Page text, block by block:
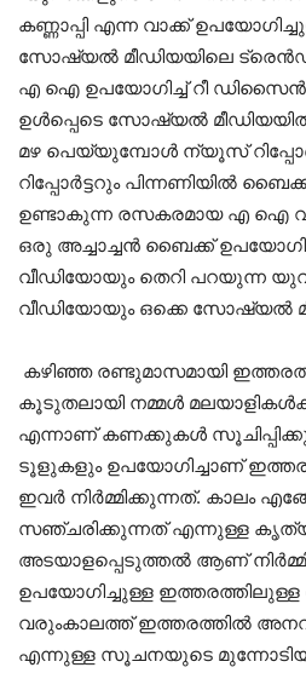
കണ്ണാപ്പി എന്ന വാക്ക്
സോഷ്യൽ മീഡിയയിലെ
എ ഐ ഉപയോഗിച്ച് റീ
ഉൾപ്പെടെ സോഷ്യൽ
മഴ പെയ്യുമ്പോൾ ന്യൂസ്
റിപ്പോർട്ടറും പിന്നണിയിൽ
ഉണ്ടാകുന്ന രസകരമായ എ ഐ
ഒരു അച്ചാച്ചൻ ബൈക്ക്
വീഡിയോയും തെറി പറയുന്ന
വീഡിയോയും ഒക്കെ സോഷ്യൽ
കഴിഞ്ഞ രണ്ടുമാസമായി
കൂടുതലായി നമ്മൾ
എന്നാണ് കണക്കുകൾ
ടൂളുകളും ഉപയോഗിച്ചാണ്
ഇവർ നിർമ്മിക്കുന്നത്. കാലം
സഞ്ചരിക്കുന്നത് എന്നുള്ള
അടയാളപ്പെടുത്തൽ ആണ്
ഉപയോഗിച്ചുള്ള
വരുംകാലത്ത് ഇത്തരത്തിൽ
എന്നുള്ള സൂചനയുടെ